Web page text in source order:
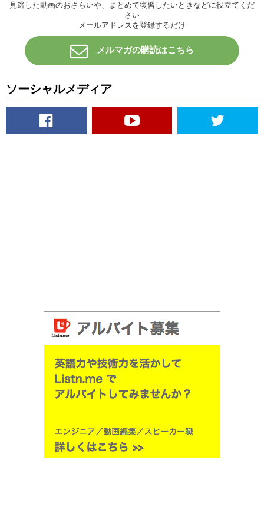
見逃した動画のおさらいや、まとめて復習したいときなどに役立てくだ
さい
メールアドレスを登録するだけ
メルマガの購読はこちら
ソーシャルメディア